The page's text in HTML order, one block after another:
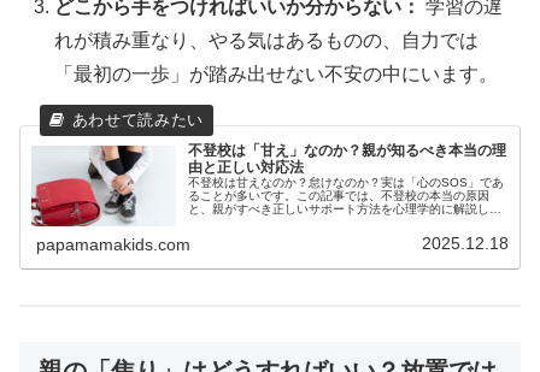
どこから手をつければいいか分からない： 学習の遅
れが積み重なり、やる気はあるものの、自力では
「最初の一歩」が踏み出せない不安の中にいます。
不登校は「甘え」なのか？親が知るべき本当の理
由と正しい対応法
不登校は甘えなのか？怠けなのか？実は「心のSOS」であ
ることが多いです。この記事では、不登校の本当の原因
と、親がすべき正しいサポート方法を心理学的に解説しま
papamamakids.com 2025.12.18